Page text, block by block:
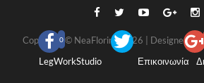
0
Αύγουστος 8, 2026 11:10
Πυθαγόρειο: Οι
Αύγουστος 8, 2026 11:07
Copyright © NeaFlorina 2026 | Designed By
LegWorkStudio
Επικοινωνία